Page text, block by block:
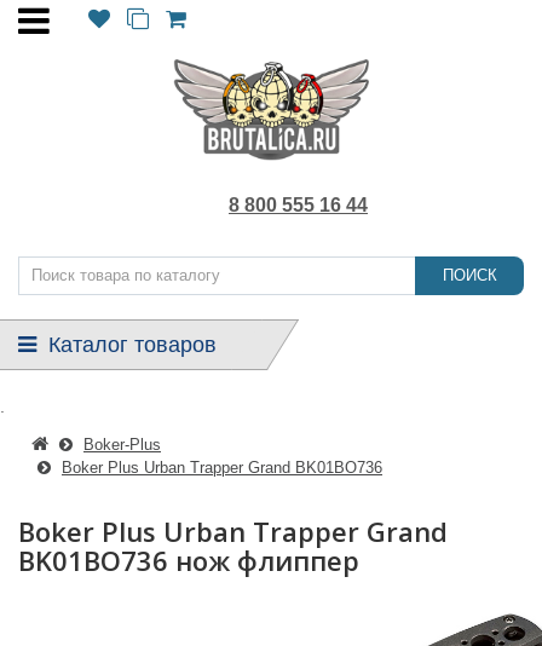
8 800 555 16 44
ПОИСК
Каталог товаров
Boker-Plus
Boker Plus Urban Trapper Grand BK01BO736
Boker Plus Urban Trapper Grand
BK01BO736 нож флиппер